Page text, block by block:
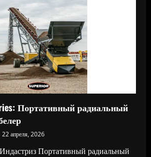
Портативный радиальный
22 апреля, 2026
Портативный радиальный